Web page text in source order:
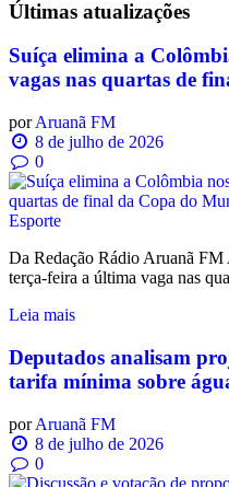
Últimas atualizações
Suíça elimina a
vagas nas quartas de
por Aruanã FM
8 de julho de 2026
0
Esporte
Da Redação Rádio Aruanã FM
terça-feira a última vaga nas
Leia mais
Deputados analisam
tarifa mínima sobre
por Aruanã FM
8 de julho de 2026
0